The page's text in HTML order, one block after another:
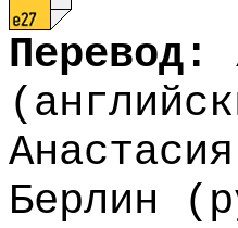
Перевод:
Берлин